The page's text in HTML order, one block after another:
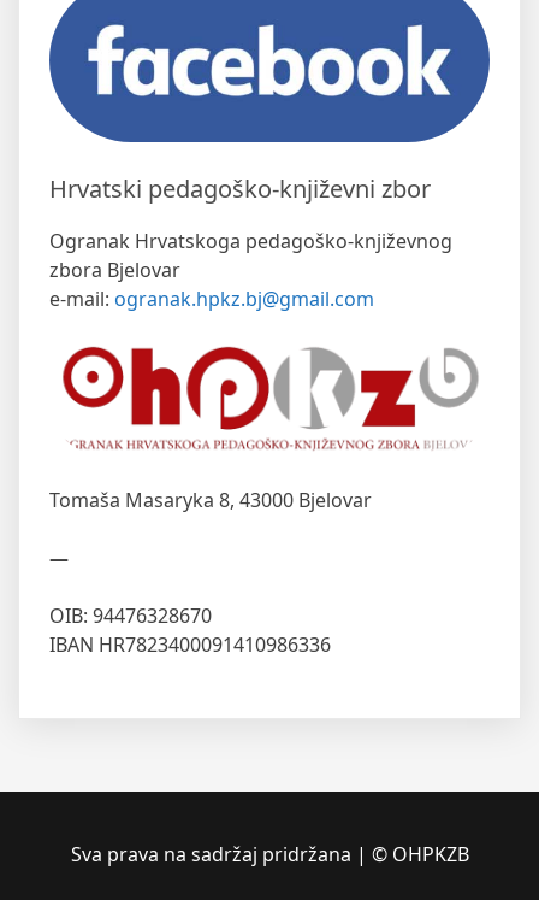
Hrvatski pedagoško-književni zbor
Ogranak Hrvatskoga pedagoško-književnog
zbora Bjelovar
e-mail: ogranak.hpkz.bj@gmail.com
Tomaša Masaryka 8, 43000 Bjelovar
—
OIB: 94476328670
IBAN HR7823400091410986336
Sva prava na sadržaj pridržana | © OHPKZB